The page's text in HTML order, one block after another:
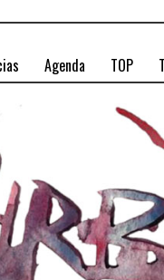
Agenda TOP